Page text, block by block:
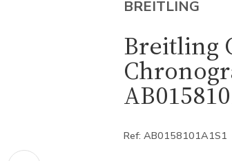
BREITLING
Breitling
Ref: AB0158101A1S1